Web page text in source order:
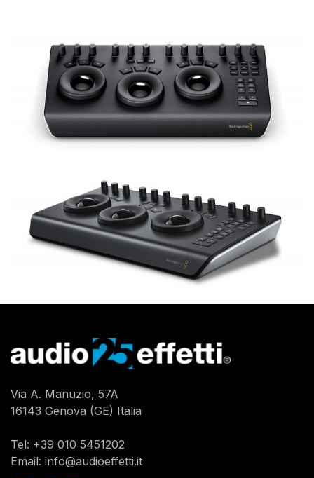
Via A. Manuzio, 57A
16143 Genova (GE) Italia
Tel: +39 010 5451202
Email: info@audioeffetti.it